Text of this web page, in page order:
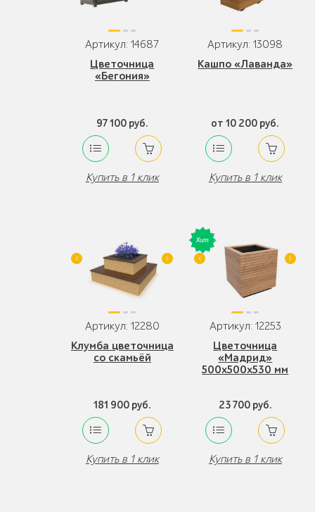
Артикул: 14687
Цветочница
«Бегония»
97 100 руб.
Купить в 1 клик
Артикул: 13098
Кашпо «Лаванда»
от 10 200 руб.
Купить в 1 клик
Артикул: 12280
Клумба цветочница
со скамьёй
181 900 руб.
Купить в 1 клик
Артикул: 12253
Цветочница
«Мадрид»
500x500x530 мм
23 700 руб.
Купить в 1 клик